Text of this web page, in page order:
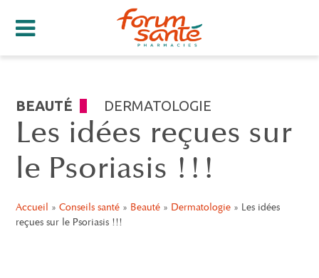
BEAUTÉ DERMATOLOGIE
Les idées reçues sur
le Psoriasis !!!
Accueil »Conseils santé » Beauté » Dermatologie » Les idées
reçues sur le Psoriasis !!!